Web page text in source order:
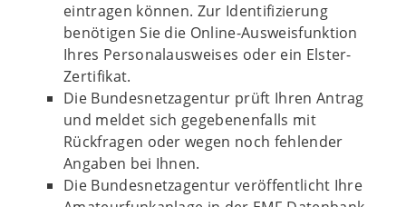
eintragen können. Zur Identifizierung
benötigen Sie die Online-Ausweisfunktion
Ihres Personalausweises oder ein Elster-
Zertifikat.
Die Bundesnetzagentur prüft Ihren Antrag
und meldet sich gegebenenfalls mit
Rückfragen oder wegen noch fehlender
Angaben bei Ihnen.
Die Bundesnetzagentur veröffentlicht Ihre